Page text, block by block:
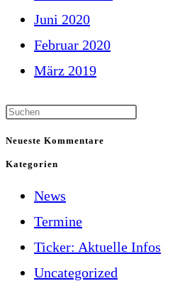
Juni 2020
Februar 2020
März 2019
Neueste Kommentare
Kategorien
News
Termine
Ticker: Aktuelle Infos
Uncategorized